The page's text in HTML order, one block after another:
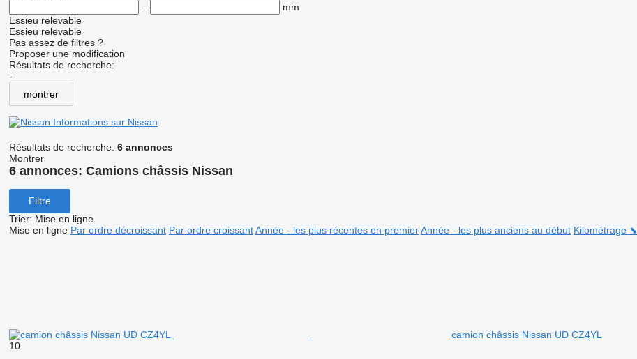
–
mm
Essieu relevable
Essieu relevable
Pas assez de filtres ?
Proposer une modification
Résultats de recherche:
-
montrer
Informations sur Nissan
Résultats de recherche: 6 annonces
Montrer
6 annonces: Camions châssis Nissan
Filtre
Trier: Mise en ligne
Mise en ligne Par ordre décroissant Par ordre croissant Année - les plus récentes en premier Année - les plus anciens au début Kilométrage ⬊
camion châssis Nissan UD CZ4YL
10